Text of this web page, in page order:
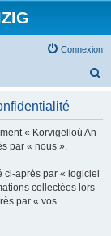
Connexion
« Korvigelloù An
par « nous »,
ci-après par « logiciel
collectées lors
par « vos